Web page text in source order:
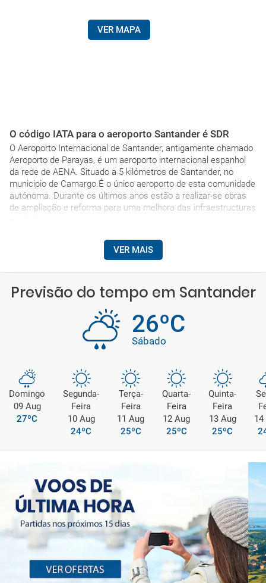
VER MAPA
O código IATA para o aeroporto Santander é SDR
O Aeroporto Internacional de Santander, antigamente chamado
Aeroporto de Parayas, é um aeroporto internacional espanhol
da rede de AENA. Situado a 5 kilómetros de Santander, no
municipio de Camargo.É o único aeroporto de esta comunidade
autónoma. Durante os últimos anos estão a realizar-se obras
de ampliação e reforma para uma melhora das infraestructuras
VER MAIS
Previsão do tempo em Santander
26ºC
Sábado
Domingo
09 Aug
27ºC
Segunda-
Feira
10 Aug
24ºC
Terça-
Feira
11 Aug
25ºC
Quarta-
Feira
12 Aug
25ºC
Quinta-
Feira
13 Aug
25ºC
14